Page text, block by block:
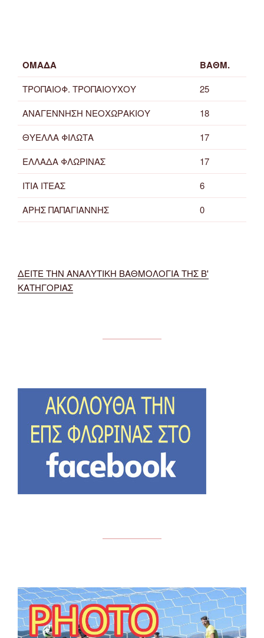
ΟΜΑΔΑ ΒΑΘΜ.
ΤΡΟΠΑΙΟΦ. ΤΡΟΠΑΙΟΥΧΟΥ
25
ΑΝΑΓΕΝΝΗΣΗ ΝΕΟΧΩΡΑΚΙΟΥ
18
ΘΥΕΛΛΑ ΦΙΛΩΤΑ
17
ΕΛΛΑΔΑ ΦΛΩΡΙΝΑΣ
17
ΙΤΙΑ ΙΤΕΑΣ
6
ΑΡΗΣ ΠΑΠΑΓΙΑΝΝΗΣ
0
ΔΕΙΤΕ ΤΗΝ ΑΝΑΛΥΤΙΚΗ ΒΑΘΜΟΛΟΓΙΑ ΤΗΣ Β'
ΚΑΤΗΓΟΡΙΑΣ